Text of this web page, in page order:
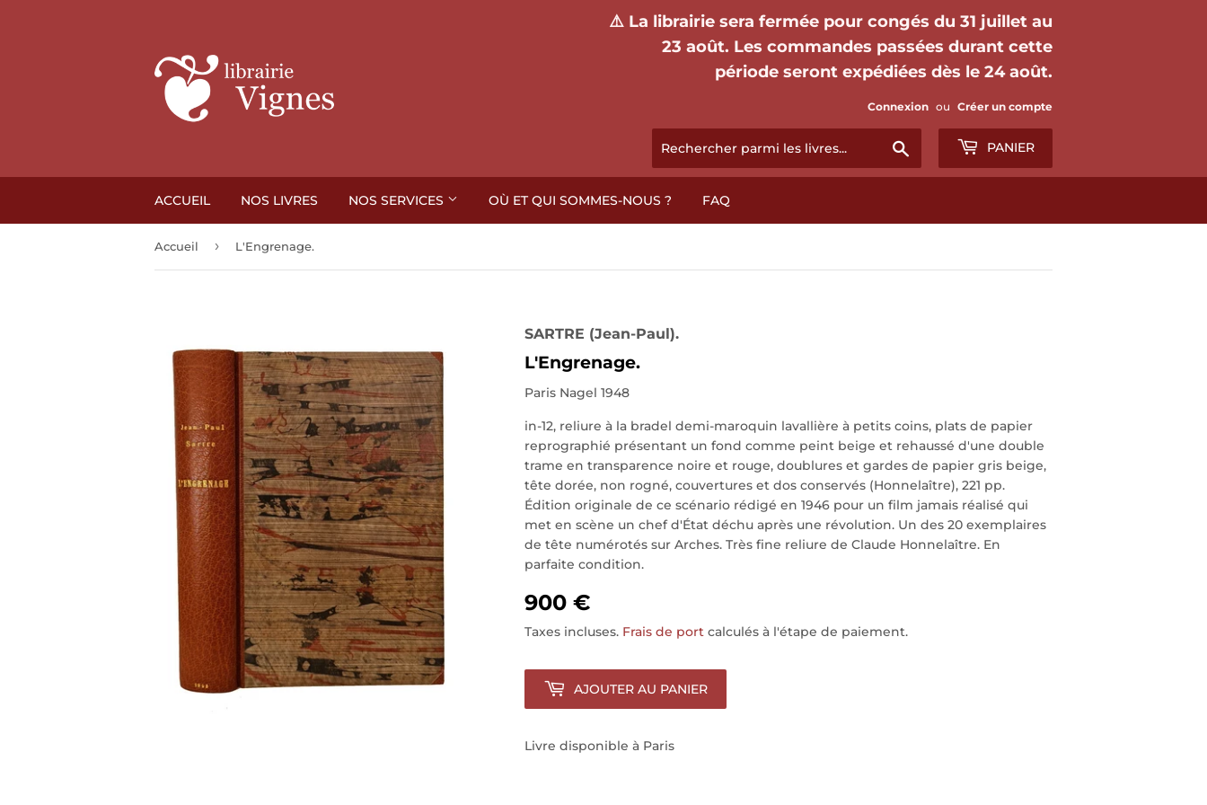
⚠️ La librairie sera fermée pour congés du 31 juillet au
23 août. Les commandes passées durant cette
période seront expédiées dès le 24 août.
Connexion ou Créer un compte
Chercher PANIER
ACCUEIL NOS LIVRES NOS SERVICES OÙ ET QUI SOMMES-NOUS ? FAQ
Accueil › L'Engrenage.
SARTRE (Jean-Paul).
L'Engrenage.
Paris Nagel 1948
in-12, reliure à la bradel demi-maroquin lavallière à petits coins, plats de papier
reprographié présentant un fond comme peint beige et rehaussé d'une double
trame en transparence noire et rouge, doublures et gardes de papier gris beige,
tête dorée, non rogné, couvertures et dos conservés (Honnelaître), 221 pp.
Édition originale de ce scénario rédigé en 1946 pour un film jamais réalisé qui
met en scène un chef d'État déchu après une révolution. Un des 20 exemplaires
de tête numérotés sur Arches. Très fine reliure de Claude Honnelaître. En
parfaite condition.
900 €
Taxes incluses. Frais de port calculés à l'étape de paiement.
AJOUTER AU PANIER
Livre disponible à Paris